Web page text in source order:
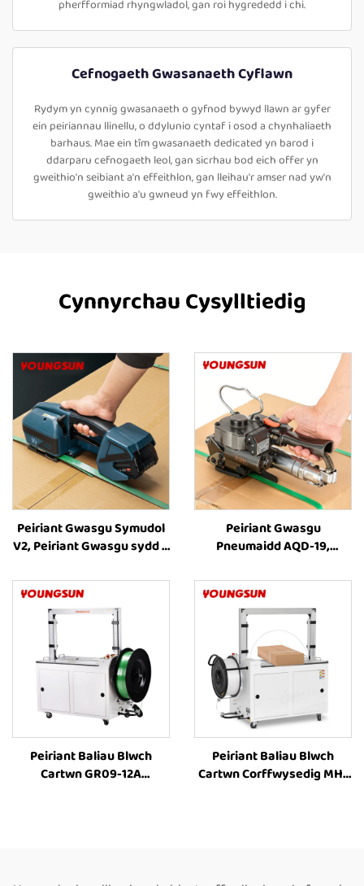
pherfformiad rhyngwladol, gan roi hygrededd i chi.
Cefnogaeth Gwasanaeth Cyflawn
Rydym yn cynnig gwasanaeth o gyfnod bywyd llawn ar gyfer
ein peiriannau llinellu, o ddylunio cyntaf i osod a chynhaliaeth
barhaus. Mae ein tîm gwasanaeth dedicated yn barod i
ddarparu cefnogaeth leol, gan sicrhau bod eich offer yn
gweithio'n seibiant a'n effeithlon, gan lleihau'r amser nad yw'n
gweithio a'u gwneud yn fwy effeithlon.
Cynnyrchau Cysylltiedig
Peiriant Gwasgu Symudol
V2, Peiriant Gwasgu sydd â
Gwasgu Plastig, Offer
Gwasgu a Thrawsio
Peiriant Gwasgu
Pneumaidd AQD-19,
Offer Gwasgu Cerdyn,
Peiriant Gwasgu Blwch,
Peiriant Pacio Blwch,
Gwasgu
Peiriant Baliau Blwch
Cartwn GR09-12A
Peiriant Baliau Blwch
Cartwn Corffwysedig MH-